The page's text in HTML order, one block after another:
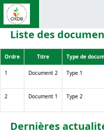
Aller au contenu principal
Liste des
Ordre Titre Type de
1 Document 2 Type 1
2 Document 1 Type 2
Dernières